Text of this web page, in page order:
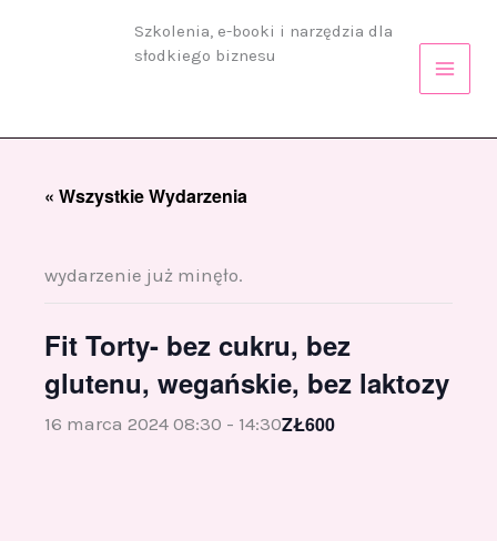
Szkolenia, e-booki i narzędzia dla
słodkiego biznesu
« Wszystkie Wydarzenia
wydarzenie już minęło.
Fit Torty- bez cukru, bez
glutenu, wegańskie, bez laktozy
16 marca 2024 08:30 - 14:30ZŁ600